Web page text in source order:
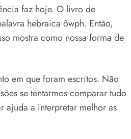
faz hoje. O livro de
hebraica ôwph. Então,
mostra como nossa forma de
em que foram escritos. Não
se tentarmos comparar tudo
ajuda a interpretar melhor as